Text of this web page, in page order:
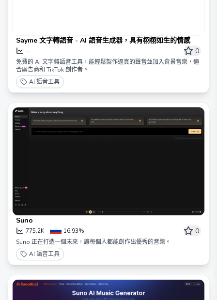
Sayme 文字轉語音 - AI 語音生成器，具有栩栩如生的情感
-- 0
免費的 AI 文字轉語音工具，能輕鬆製作逼真的聲音並加入背景音樂，適
合廣告商和 TikTok 創作者。
AI 語音工具
Suno
775.2K 16.93% 0
Suno 正在打造一個未來，讓每個人都能創作出優秀的音樂。
AI 語音工具